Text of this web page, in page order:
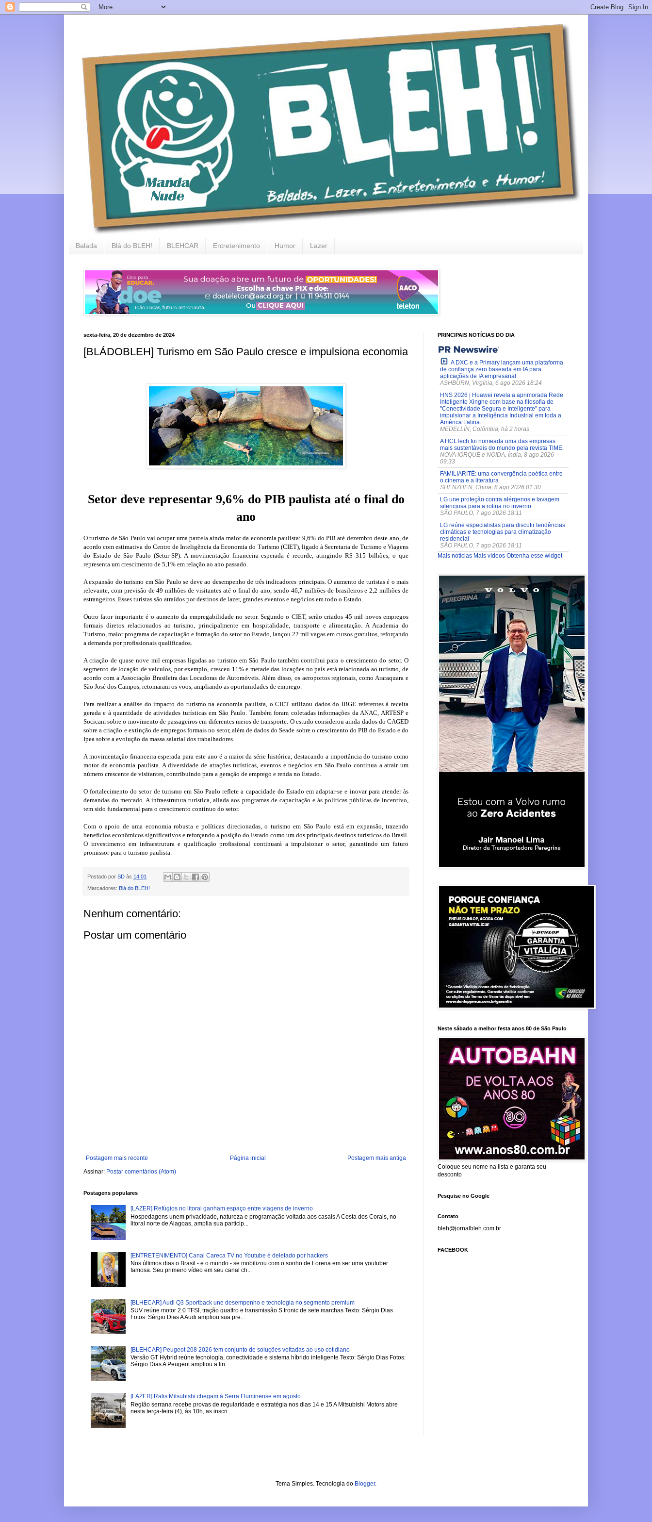
Balada Blá do BLEH! BLEHCAR Entretenimento Humor Lazer
sexta-feira, 20 de dezembro de 2024
[BLÁDOBLEH] Turismo em São Paulo cresce e impulsiona economia
Setor deve representar 9,6% do PIB paulista até o final do
ano
O turismo de São Paulo vai ocupar uma parcela ainda maior da economia paulista: 9,6% do PIB até dezembro deste ano, de
acordo com estimativa do Centro de Inteligência da Economia do Turismo (CIET), ligado à Secretaria de Turismo e Viagens
do Estado de São Paulo (Setur-SP). A movimentação financeira esperada é recorde, atingindo R$ 315 bilhões, o que
representa um crescimento de 5,1% em relação ao ano passado.
A expansão do turismo em São Paulo se deve ao desempenho de três indicadores principais. O aumento de turistas é o mais
relevante, com previsão de 49 milhões de visitantes até o final do ano, sendo 46,7 milhões de brasileiros e 2,2 milhões de
estrangeiros. Esses turistas são atraídos por destinos de lazer, grandes eventos e negócios em todo o Estado.
Outro fator importante é o aumento da empregabilidade no setor. Segundo o CIET, serão criados 45 mil novos empregos
formais diretos relacionados ao turismo, principalmente em hospitalidade, transporte e alimentação. A Academia do
Turismo, maior programa de capacitação e formação do setor no Estado, lançou 22 mil vagas em cursos gratuitos, reforçando
a demanda por profissionais qualificados.
A criação de quase nove mil empresas ligadas ao turismo em São Paulo também contribui para o crescimento do setor. O
segmento de locação de veículos, por exemplo, cresceu 11% e metade das locações no país está relacionada ao turismo, de
acordo com a Associação Brasileira das Locadoras de Automóveis. Além disso, os aeroportos regionais, como Araraquara e
São José dos Campos, retomaram os voos, ampliando as oportunidades de emprego.
Para realizar a análise do impacto do turismo na economia paulista, o CIET utilizou dados do IBGE referentes à receita
gerada e à quantidade de atividades turísticas em São Paulo. Também foram coletadas informações da ANAC, ARTESP e
Socicam sobre o movimento de passageiros em diferentes meios de transporte. O estudo considerou ainda dados do CAGED
sobre a criação e extinção de empregos formais no setor, além de dados do Seade sobre o crescimento do PIB do Estado e do
Ipea sobre a evolução da massa salarial dos trabalhadores.
A movimentação financeira esperada para este ano é a maior da série histórica, destacando a importância do turismo como
motor da economia paulista. A diversidade de atrações turísticas, eventos e negócios em São Paulo continua a atrair um
número crescente de visitantes, contribuindo para a geração de emprego e renda no Estado.
O fortalecimento do setor de turismo em São Paulo reflete a capacidade do Estado em adaptar-se e inovar para atender às
demandas do mercado. A infraestrutura turística, aliada aos programas de capacitação e às políticas públicas de incentivo,
tem sido fundamental para o crescimento contínuo do setor.
Com o apoio de uma economia robusta e políticas direcionadas, o turismo em São Paulo está em expansão, trazendo
benefícios econômicos significativos e reforçando a posição do Estado como um dos principais destinos turísticos do Brasil.
O investimento em infraestrutura e qualificação profissional continuará a impulsionar o setor, garantindo um futuro
promissor para o turismo paulista.
Postado por SD às 14:01
Marcadores: Blá do BLEH!
Nenhum comentário:
Postar um comentário
Postagem mais recente Postagem mais antiga
Página inicial
Assinar: Postar comentários (Atom)
Postagens populares
[LAZER] Refúgios no litoral ganham espaço entre viagens de inverno
Hospedagens unem privacidade, natureza e programação voltada aos casais A Costa dos Corais, no
litoral norte de Alagoas, amplia sua particip...
[ENTRETENIMENTO] Canal Careca TV no Youtube é deletado por hackers
Nos últimos dias o Brasil - e o mundo - se mobilizou com o sonho de Lorena em ser uma youtuber
famosa. Seu primeiro vídeo em seu canal ch...
[BLHECAR] Audi Q3 Sportback une desempenho e tecnologia no segmento premium
SUV reúne motor 2.0 TFSI, tração quattro e transmissão S tronic de sete marchas Texto: Sérgio Dias
Fotos: Sérgio Dias A Audi ampliou sua pre...
[BLEHCAR] Peugeot 208 2026 tem conjunto de soluções voltadas ao uso cotidiano
Versão GT Hybrid reúne tecnologia, conectividade e sistema híbrido inteligente Texto: Sérgio Dias Fotos:
Sérgio Dias A Peugeot ampliou a lin...
[LAZER] Ralis Mitsubishi chegam à Serra Fluminense em agosto
Região serrana recebe provas de regularidade e estratégia nos dias 14 e 15 A Mitsubishi Motors abre
nesta terça-feira (4), às 10h, as inscri...
PRINCIPAIS NOTÍCIAS DO DIA
A DXC e a Primary lançam uma plataforma
de confiança zero baseada em IA para
aplicações de IA empresarial
ASHBURN, Virgínia, 6 ago 2026 18:24
HNS 2026 | Huawei revela a aprimorada Rede
Inteligente Xinghe com base na filosofia de
"Conectividade Segura e Inteligente" para
impulsionar a Inteligência Industrial em toda a
América Latina.
MEDELLÍN, Colômbia, há 2 horas
A HCLTech foi nomeada uma das empresas
mais sustentáveis do mundo pela revista TIME.
NOVA IORQUE e NOIDA, Índia, 8 ago 2026
09:33
FAMILIARITÉ: uma convergência poética entre
o cinema e a literatura
SHENZHEN, China, 8 ago 2026 01:30
LG une proteção contra alérgenos e lavagem
silenciosa para a rotina no inverno
SÃO PAULO, 7 ago 2026 18:11
LG reúne especialistas para discutir tendências
climáticas e tecnologias para climatização
residencial
SÃO PAULO, 7 ago 2026 18:11
Mais notícias Mais vídeos Obtenha esse widget
Neste sábado a melhor festa anos 80 de São Paulo
Coloque seu nome na lista e garanta seu
desconto
Pesquise no Google
Contato
bleh@jornalbleh.com.br
FACEBOOK
Tema Simples. Tecnologia do Blogger.